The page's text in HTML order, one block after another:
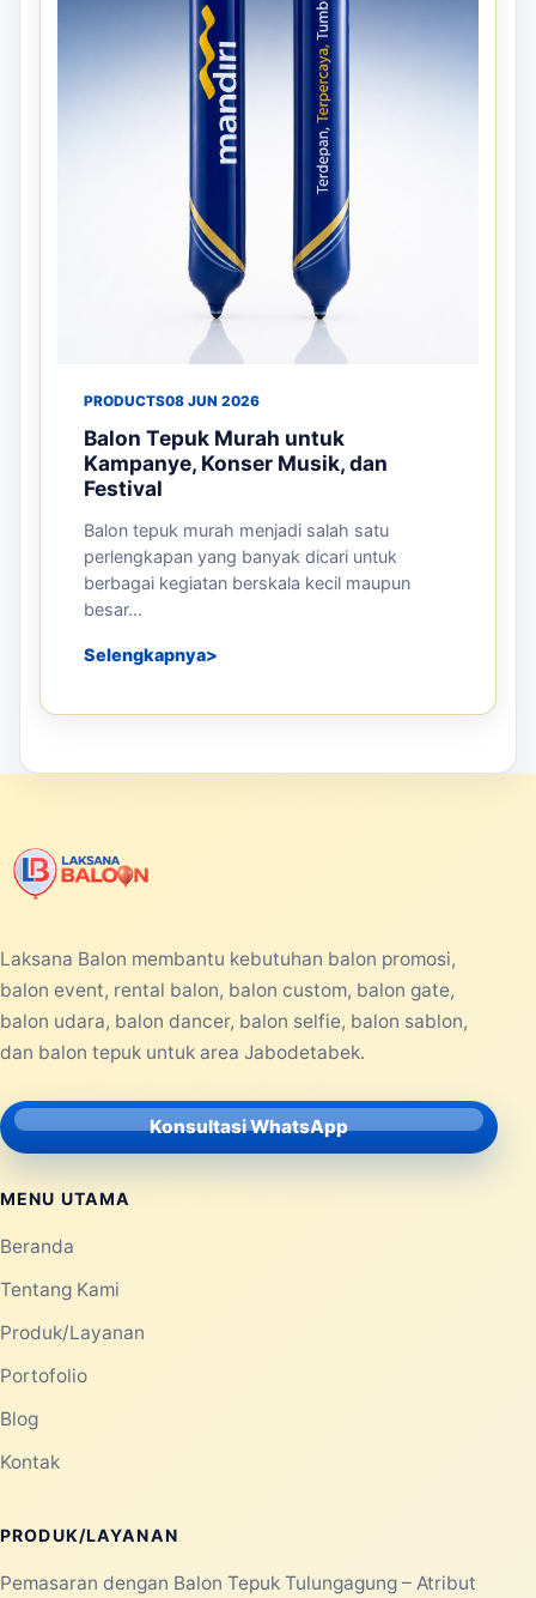
PRODUCTS08 JUN 2026
Balon Tepuk Murah untuk
Kampanye, Konser Musik, dan
Festival
Balon tepuk murah menjadi salah satu
perlengkapan yang banyak dicari untuk
berbagai kegiatan berskala kecil maupun
besar...
Selengkapnya
Laksana Balon membantu kebutuhan balon promosi,
balon event, rental balon, balon custom, balon gate,
balon udara, balon dancer, balon selfie, balon sablon,
dan balon tepuk untuk area Jabodetabek.
Konsultasi WhatsApp
MENU UTAMA
Beranda
Tentang Kami
Produk/Layanan
Portofolio
Blog
Kontak
PRODUK/LAYANAN
Pemasaran dengan Balon Tepuk Tulungagung – Atribut